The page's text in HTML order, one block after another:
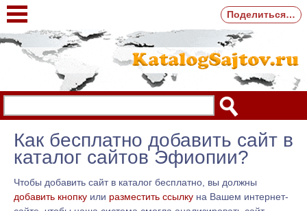
Как бесплатно добавить сайт в
каталог сайтов Эфиопии?
Чтобы добавить сайт в каталог бесплатно, вы должны
добавить кнопку или разместить ссылку на Вашем интернет-
Поделиться…